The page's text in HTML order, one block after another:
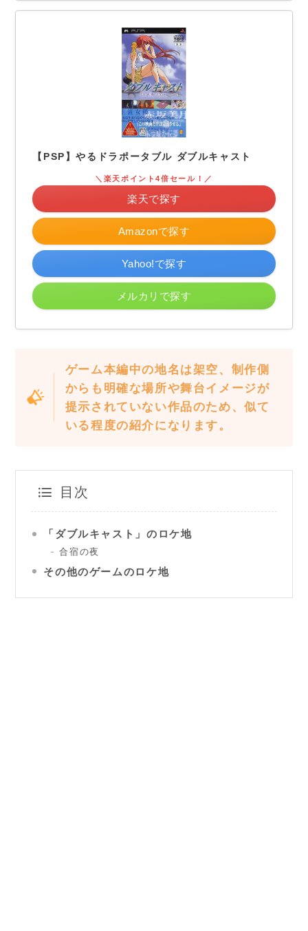
【PSP】やるドラポータブル ダブルキャスト
Amazonで探す
＼楽天ポイント4倍セール！／
楽天で探す
Yahoo!で探す
メルカリで探す
ゲーム本編中の地名は架空、制作側
からも明確な場所や舞台イメージが
提示されていない作品のため、似て
いる程度の紹介になります。
目次
「ダブルキャスト」のロケ地
合宿の夜
その他のゲームのロケ地